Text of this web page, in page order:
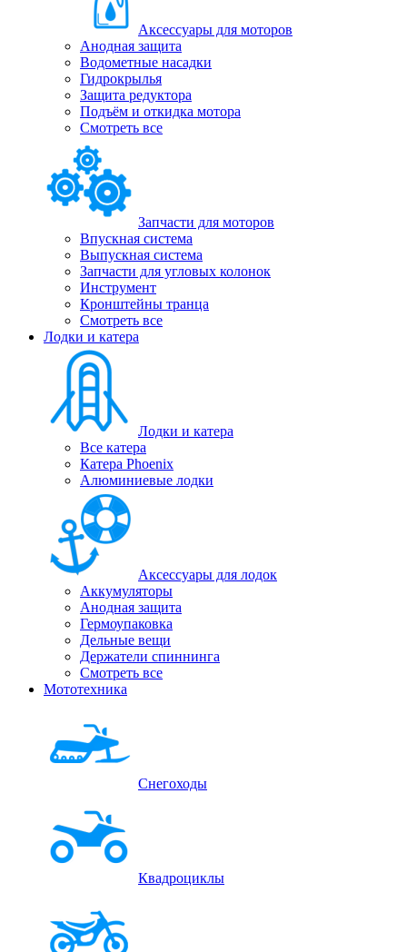
Аксессуары для моторов
Анодная защита
Водометные насадки
Гидрокрылья
Защита редуктора
Подъём и откидка мотора
Смотреть все
Запчасти для моторов
Впускная система
Выпускная система
Запчасти для угловых колонок
Инструмент
Кронштейны транца
Смотреть все
Лодки и катера
Лодки и катера
Все катера
Катера Phoenix
Алюминиевые лодки
Аксессуары для лодок
Аккумуляторы
Анодная защита
Гермоупаковка
Дельные вещи
Держатели спиннинга
Смотреть все
Мототехника
Снегоходы
Квадроциклы